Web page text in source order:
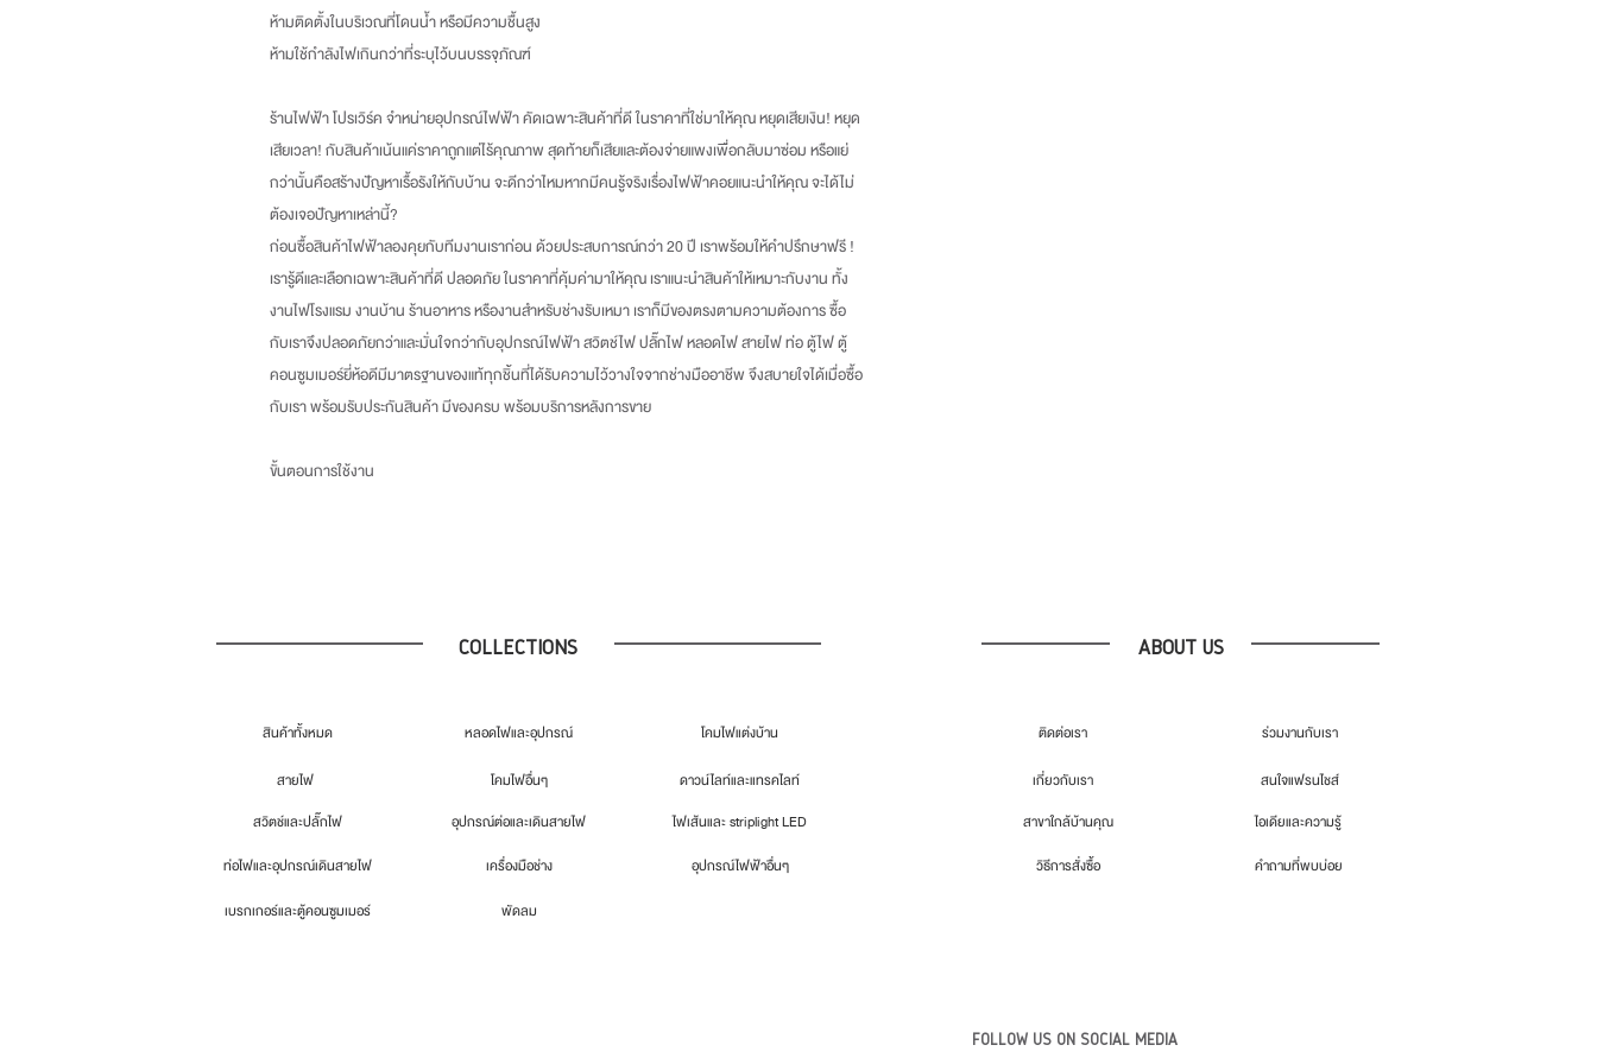
ห้ามติดตั้งในบริเวณที่โดนน้ำ หรือมีความชื้นสูง
ห้ามใช้กำลังไฟเกินกว่าที่ระบุไว้บนบรรจุภัณฑ์
ร้านไฟฟ้า โปรเวิร์ค จำหน่ายอุปกรณ์ไฟฟ้า คัดเฉพาะสินค้าที่ดี ในราคาที่ใช่มาให้คุณ หยุดเสียเงิน!หยุด
เสียเวลา!กับสินค้าเน้นแค่ราคาถูกแต่ไร้คุณภาพ สุดท้ายก็เสียและต้องจ่ายแพงเพื่อกลับมาซ่อม หรือแย่
กว่านั้นคือสร้างปัญหาเรื้อรังให้กับบ้าน จะดีกว่าไหมหากมีคนรู้จริงเรื่องไฟฟ้าคอยแนะนำให้คุณ จะได้ไม่
ต้องเจอปัญหาเหล่านี้?
ก่อนซื้อสินค้าไฟฟ้าลองคุยกับทีมงานเราก่อนด้วยประสบการณ์กว่า20ปี เราพร้อมให้คำปรึกษาฟรี!
เรารู้ดีและเลือกเฉพาะสินค้าที่ดี ปลอดภัย ในราคาที่คุ้มค่ามาให้คุณ เราแนะนำสินค้าให้เหมาะกับงาน ทั้ง
งานไฟโรงแรม งานบ้าน ร้านอาหาร หรืองานสำหรับช่างรับเหมา เราก็มีของตรงตามความต้องการ ซื้อ
กับเราจึงปลอดภัยกว่าและมั่นใจกว่ากับอุปกรณ์ไฟฟ้า สวิตช์ไฟ ปลั๊กไฟ หลอดไฟ สายไฟ ท่อ ตู้ไฟ ตู้
คอนซูมเมอร์ยี่ห้อดีมีมาตรฐานของแท้ทุกชิ้นที่ได้รับความไว้วางใจจากช่างมืออาชีพ จึงสบายใจได้เมื่อซื้อ
กับเรา พร้อมรับประกันสินค้า มีของครบ พร้อมบริการหลังการขาย
ขั้นตอนการใช้งาน
COLLECTIONS ABOUT US
สินค้าทั้งหมด
สายไฟ
สวิตช์และปลั๊กไฟ
ท่อไฟและอุปกรณ์เดินสายไฟ
เบรกเกอร์และตู้คอนซูมเมอร์
หลอดไฟและอุปกรณ์
โคมไฟอื่นๆ
อุปกรณ์ต่อและเดินสายไฟ
เครื่องมือช่าง
โคมไฟแต่งบ้าน
ดาวน์ไลท์และแทรคไลท์
ไฟเส้นและ striplight LED
อุปกรณ์ไฟฟ้าอื่นๆ
พัดลม
ติดต่อเรา
เกี่ยวกับเรา
สาขาใกล้บ้านคุณ
วิธีการสั่งซื้อ
ร่วมงานกับเรา
สนใจแฟรนไชส์
ไอเดียและความรู้
คำถามที่พบบ่อย
FOLLOW US ON SOCIAL MEDIA